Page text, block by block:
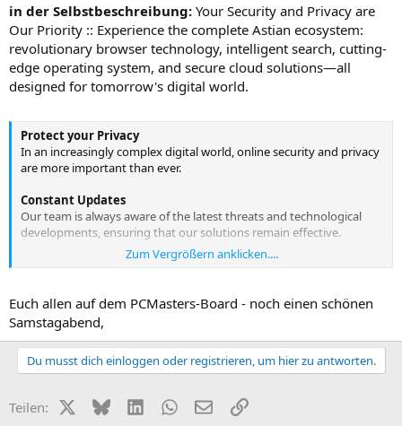
in der Selbstbeschreibung: Your Security and Privacy are
Our Priority :: Experience the complete Astian ecosystem:
revolutionary browser technology, intelligent search, cutting-
edge operating system, and secure cloud solutions—all
designed for tomorrow's digital world.
Protect your Privacy
In an increasingly complex digital world, online security and privacy
are more important than ever.
Constant Updates
Our team is always aware of the latest threats and technological
developments, ensuring that our solutions remain effective.
Optimized Performance
are optimized to deliver speed and efficiency with every use.
Data Protection
With our security tools, your personal information will always be
protected.
Constant evolution. We listen to our customers and improve our
Zum Vergrößern anklicken....
Euch allen auf dem PCMasters-Board - noch einen schönen
Samstagabend,
Du musst dich einloggen oder registrieren, um hier zu antworten.
Teilen: X (Twitter)
BlueskyLinkedInWhatsApp
E-MailLink